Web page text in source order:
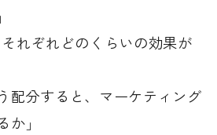
それぞれどのくらいの効果が
配分すると、マーケティング
」